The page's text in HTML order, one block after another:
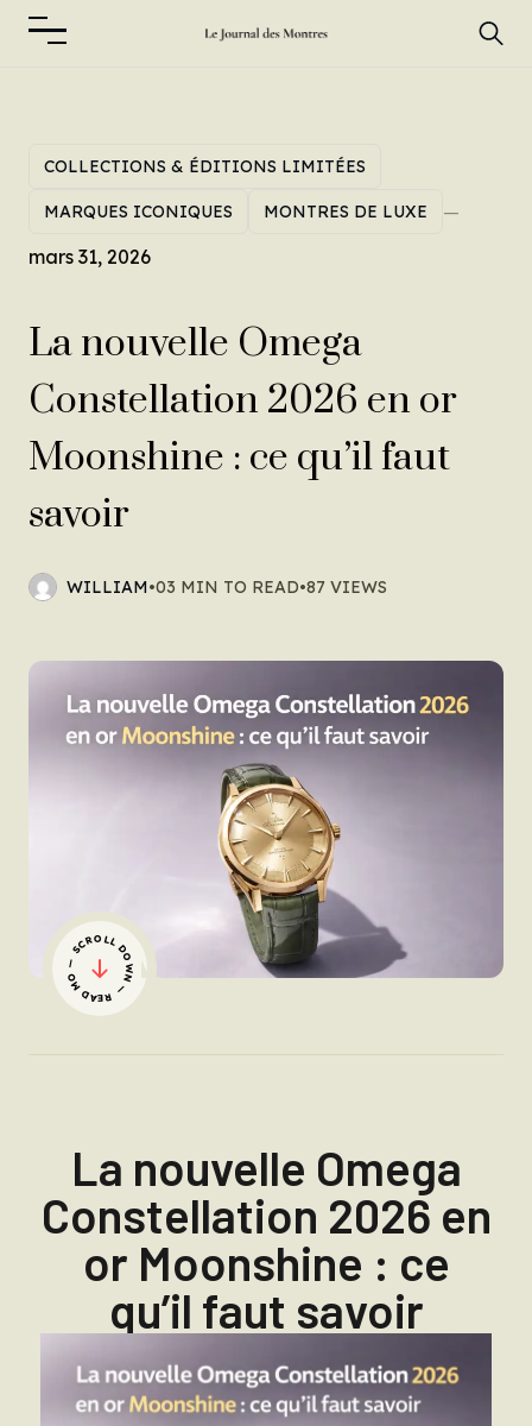
COLLECTIONS & ÉDITIONS LIMITÉES
MARQUES ICONIQUES MONTRES DE LUXE
—
mars 31, 2026
La nouvelle Omega
Constellation 2026 en or
Moonshine : ce qu’il faut
savoir
WILLIAM•03 MIN TO READ•87 VIEWS
— SCROLL DOWN — READ MORE
La nouvelle Omega
Constellation 2026 en
or Moonshine : ce
qu’il faut savoir